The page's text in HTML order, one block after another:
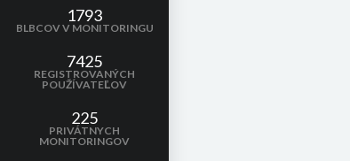
1793
BLBCOV V MONITORINGU
7425
REGISTROVANÝCH
POUŽÍVATEĽOV
225
PRIVÁTNYCH
MONITORINGOV